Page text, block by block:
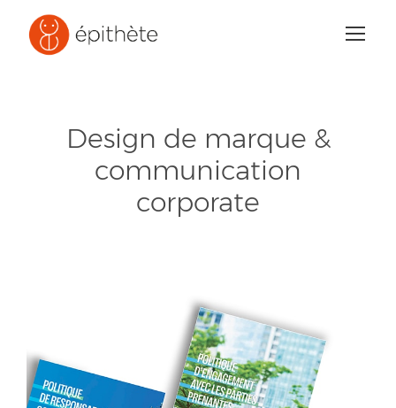
Design de marque &
communication
corporate